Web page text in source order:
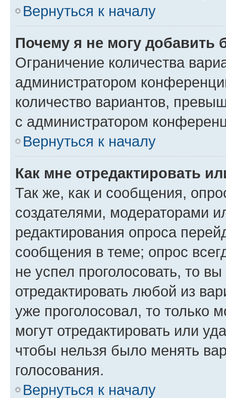
Вернуться к началу
Почему я не могу добавить
Ограничение количества
администратором
количество вариантов,
с администратором
Вернуться к началу
Как мне отредактировать
Так же, как и сообщения,
создателями, модераторами
редактирования опроса
сообщения в теме; опрос
не успел проголосовать, то
отредактировать любой из
уже проголосовал, то только
могут отредактировать или
чтобы нельзя было менять
голосования.
Вернуться к началу